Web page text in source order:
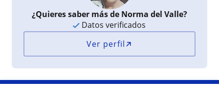
¿Quieres saber más de Norma del Valle?
Datos verificados
Ver perfil